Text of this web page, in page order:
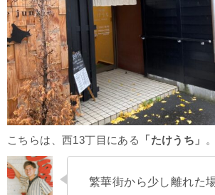
こちらは、西13丁目にある 「たけうち」 。
繁華街から少し離れた